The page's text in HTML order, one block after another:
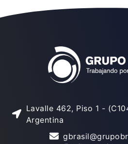
Lavalle 462, Piso 1 -
Argentina